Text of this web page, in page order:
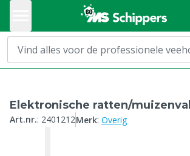
Elektronische ratten/muizenval
Art.nr.: 2401212Merk: Overig